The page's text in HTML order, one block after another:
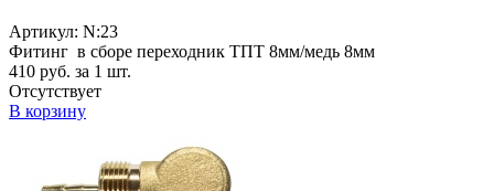
Артикул: N:23
Фитинг в сборе переходник ТПТ 8мм/медь 8мм
410 руб. за 1 шт.
Отсутствует
В корзину